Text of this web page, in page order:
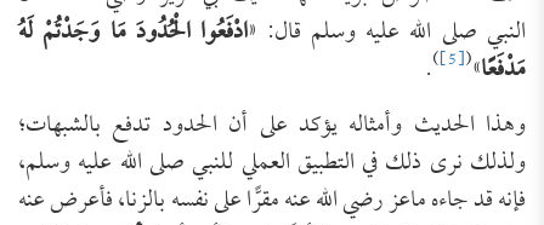
النبي صلى الله عليه وسلم قال: «ادْفَعُوا الْحُدُودَ مَا وَجَدْتُمْ لَهُ
مَدْفَعًا»
(
[5]
)
.
وهذا الحديث وأمثاله يؤكد على أن الحدود تدفع بالشبهات؛
ولذلك نرى ذلك في التطبيق العملي للنبي صلى الله عليه وسلم،
فإنه قد جاءه ماعز رضي الله عنه مقرًّا على نفسه بالزنا، فأعرض عنه